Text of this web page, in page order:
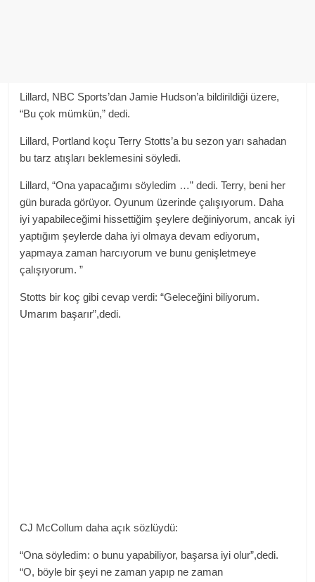
Lillard, NBC Sports’dan Jamie Hudson’a bildirildiği üzere,
“Bu çok mümkün,” dedi.
Lillard, Portland koçu Terry Stotts’a bu sezon yarı sahadan
bu tarz atışları beklemesini söyledi.
Lillard, “Ona yapacağımı söyledim …” dedi. Terry, beni her
gün burada görüyor. Oyunum üzerinde çalışıyorum. Daha
iyi yapabileceğimi hissettiğim şeylere değiniyorum, ancak iyi
yaptığım şeylerde daha iyi olmaya devam ediyorum,
yapmaya zaman harcıyorum ve bunu genişletmeye
çalışıyorum. ”
Stotts bir koç gibi cevap verdi: “Geleceğini biliyorum.
Umarım başarır”,dedi.
CJ McCollum daha açık sözlüydü:
“Ona söyledim: o bunu yapabiliyor, başarsa iyi olur”,dedi.
“O, böyle bir şeyi ne zaman yapıp ne zaman